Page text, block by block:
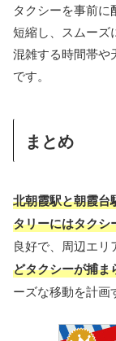
タクシーを事前
短縮し、スムーズ
混雑する時間帯や
です。
まとめ
北朝霞駅と朝霞台
タリーにはタクシ
良好で、周辺エリ
どタクシーが捕ま
ーズな移動を計画